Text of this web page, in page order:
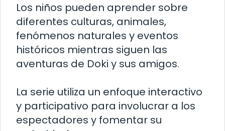
Los niños pueden aprender sobre
diferentes culturas, animales,
fenómenos naturales y eventos
históricos mientras siguen las
aventuras de Doki y sus amigos.
La serie utiliza un enfoque interactivo
y participativo para involucrar a los
espectadores y fomentar su